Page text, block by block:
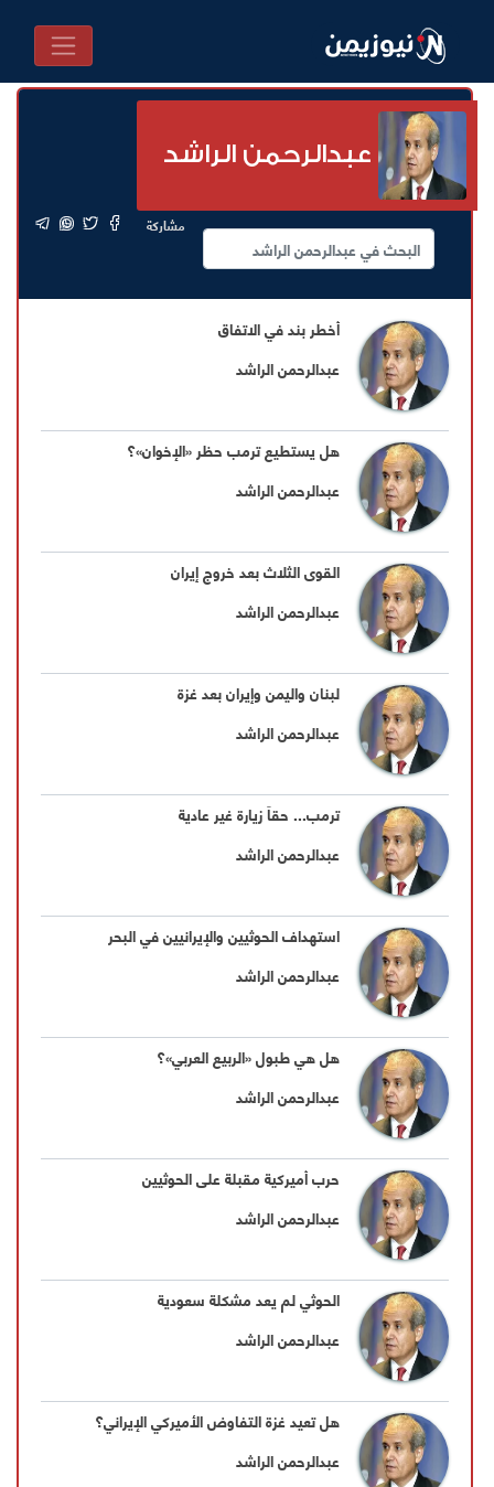
عبدالرحمن الراشد
مشاركة
أخطر بند في الاتفاق
عبدالرحمن الراشد
هل يستطيع ترمب حظر «الإخوان»؟
عبدالرحمن الراشد
القوى الثلاث بعد خروج إيران
عبدالرحمن الراشد
لبنان واليمن وإيران بعد غزة
عبدالرحمن الراشد
ترمب... حقاً زيارة غير عادية
عبدالرحمن الراشد
استهداف الحوثيين والإيرانيين في البحر
عبدالرحمن الراشد
هل هي طبول «الربيع العربي»؟
عبدالرحمن الراشد
حرب أميركية مقبلة على الحوثيين
عبدالرحمن الراشد
الحوثي لم يعد مشكلة سعودية
عبدالرحمن الراشد
هل تعيد غزة التفاوض الأميركي الإيراني؟
عبدالرحمن الراشد